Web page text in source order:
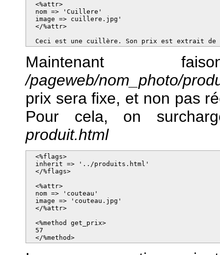
  <%attr>
  nom => 'Cuillere'
  image => cuillere.jpg'
  </%attr>
Ceci est une cuillère. Son prix est extrait de
Maintenant
/pageweb/nom_photo/
prix sera fixe, et non pas
Pour cela, on
produit.html
  <%flags>
  inherit => '../produits.html'
  </%flags>
  <%attr>
  nom => 'couteau'
  image => 'couteau.jpg'
  </%attr>
  <%method get_prix>
  57
  </%method>